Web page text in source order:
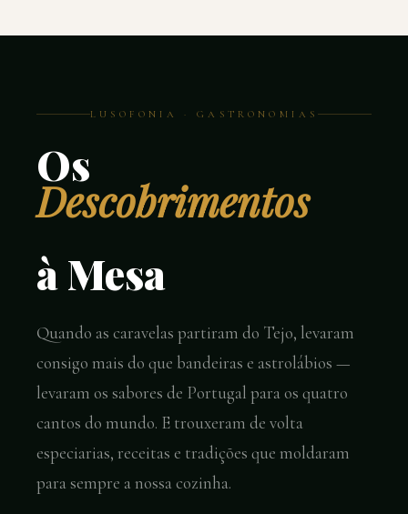
LUSOFONIA · GASTRONOMIAS
Os
Descobrimentos
à Mesa
Quando as caravelas partiram do Tejo, levaram
consigo mais do que bandeiras e astrolábios —
levaram os sabores de Portugal para os quatro
cantos do mundo. E trouxeram de volta
especiarias, receitas e tradições que moldaram
para sempre a nossa cozinha.